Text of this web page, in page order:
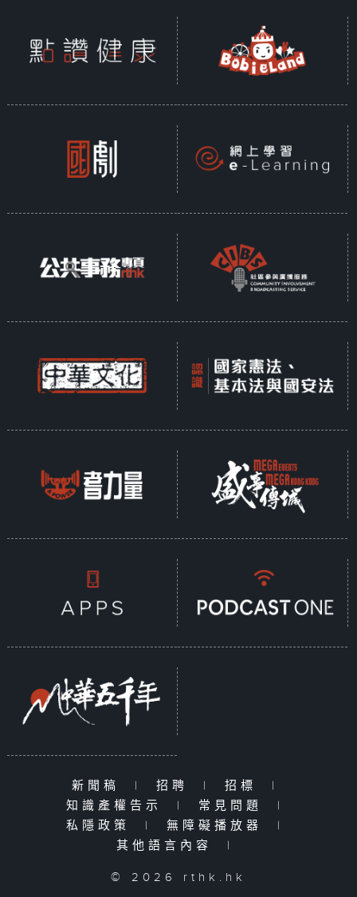
新聞稿 | 招聘 | 招標
|
知識產權告示
| 常見問題
|
私隱政策
| 無障礙播放器
|
其他語言內容
|
© 2026 rthk.hk